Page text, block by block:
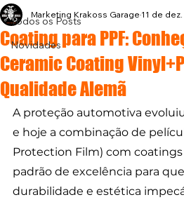
Todos os Posts
Novidades
Coating para PPF:
Ceramic Coating
Qualidade Alemã
Marketing Krakoss Garage 11 de
A proteção automotiva
e hoje a combinação de
Protection Film) com
padrão de excelência para
durabilidade e estética